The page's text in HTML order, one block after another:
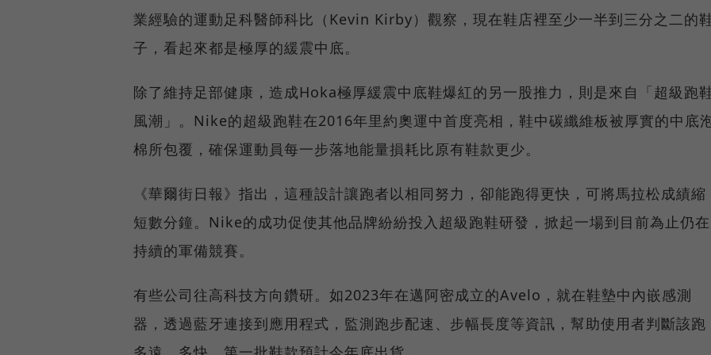
業經驗的運動足科醫師科比（Kevin Kirby）觀察，現在鞋店裡至少一半到三分之二的
子，看起來都是極厚的緩震中底。
除了維持足部健康，造成Hoka極厚緩震中底鞋爆紅的另一股推力，則是來自「超級跑
風潮」。Nike的超級跑鞋在2016年里約奧運中首度亮相，鞋中碳纖維板被厚實的中底
棉所包覆，確保運動員每一步落地能量損耗比原有鞋款更少。
《華爾街日報》指出，這種設計讓跑者以相同努力，卻能跑得更快，可將馬拉松成績縮
短數分鐘。Nike的成功促使其他品牌紛紛投入超級跑鞋研發，掀起一場到目前為止仍在
持續的軍備競賽。
有些公司往高科技方向鑽研。如2023年在邁阿密成立的Avelo，就在鞋墊中內嵌感測
器，透過藍牙連接到應用程式，監測跑步配速、步幅長度等資訊，幫助使用者判斷該跑